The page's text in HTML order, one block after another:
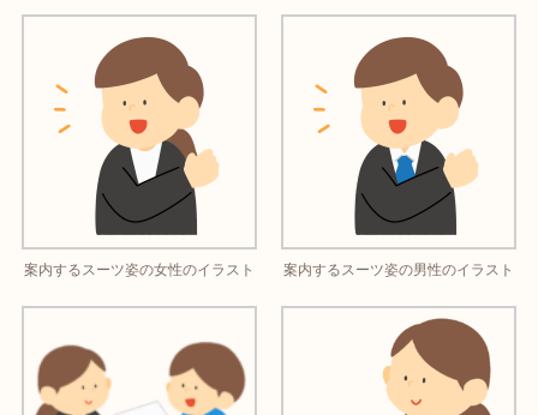
案内するスーツ姿の女性のイラスト 案内するスーツ姿の男性のイラスト